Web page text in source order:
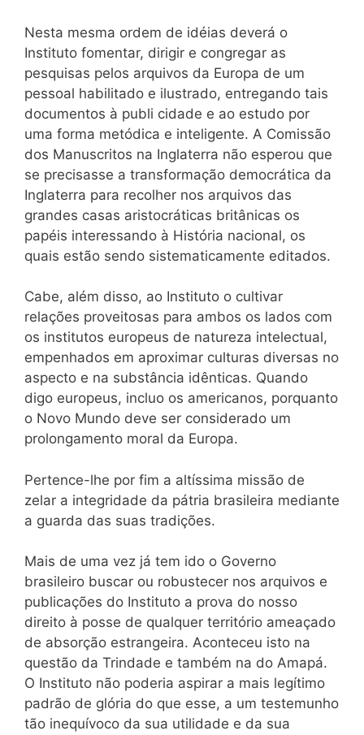
Nesta mesma ordem de idéias deverá o
Instituto fomentar, dirigir e congregar as
pesquisas pelos arquivos da Europa de um
pessoal habilitado e ilustrado, entregando tais
documentos à publi cidade e ao estudo por
uma forma metódica e inteligente. A Comissão
dos Manuscritos na Inglaterra não esperou que
se precisasse a transformação democrática da
Inglaterra para recolher nos arquivos das
grandes casas aristocráticas britânicas os
papéis interessando à História nacional, os
quais estão sendo sistematicamente editados.
Cabe, além disso, ao Instituto o cultivar
relações proveitosas para ambos os lados com
os institutos europeus de natureza intelectual,
empenhados em aproximar culturas diversas no
aspecto e na substância idênticas. Quando
digo europeus, incluo os americanos, porquanto
o Novo Mundo deve ser considerado um
prolongamento moral da Europa.
Pertence-lhe por fim a altíssima missão de
zelar a integridade da pátria brasileira mediante
a guarda das suas tradições.
Mais de uma vez já tem ido o Governo
brasileiro buscar ou robustecer nos arquivos e
publicações do Instituto a prova do nosso
direito à posse de qualquer território ameaçado
de absorção estrangeira. Aconteceu isto na
questão da Trindade e também na do Amapá.
O Instituto não poderia aspirar a mais legítimo
padrão de glória do que esse, a um testemunho
tão inequívoco da sua utilidade e da sua